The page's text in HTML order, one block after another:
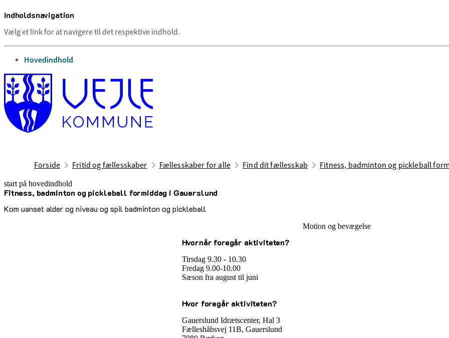
Indholdsnavigation
Vælg et link for at navigere til det respektive indhold.
gå til
Hovedindhold
Forside Fritid og fællesskaber Fællesskaber for alle Find dit fællesskab Fitness, badminton og pickleball
start på hovedindhold
Fitness, badminton og pickleball formiddag i Gauerslund
Kom uanset alder og niveau og spil badminton og pickleball
senest opdateret 20. juli 2026
Motion og bevægelse
Hvornår foregår aktiviteten?
Tirsdag 9.30 - 10.30
Fredag 9.00-10.00
Sæson fra august til juni
Hvor foregår aktiviteten?
Gauerslund Idrætscenter, Hal 3
Fælleshåbsvej 11B, Gauerslund